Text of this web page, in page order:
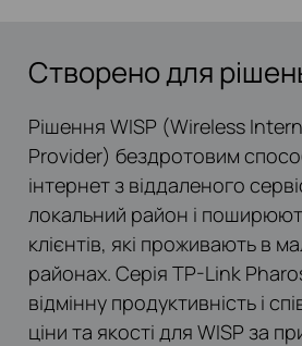
Створено для
Рішення WISP (Wireless
Provider) бездротовим
інтернет з віддаленого
локальний район і
клієнтів, які проживають в
районах. Серія TP-Link
відмінну продуктивність і
ціни та якості для WISP за